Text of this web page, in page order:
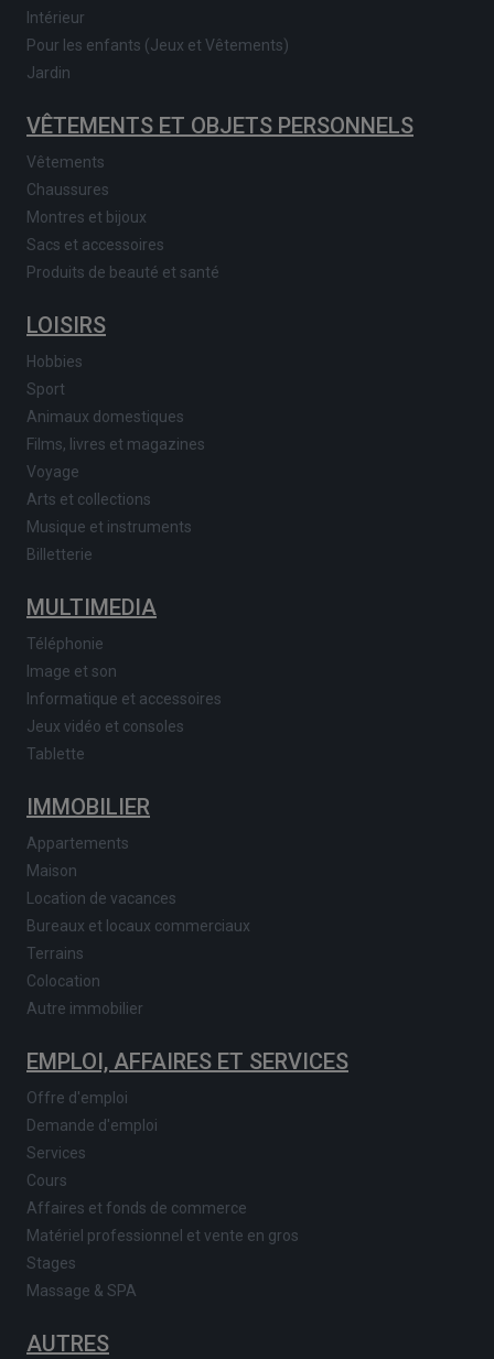
Intérieur
Pour les enfants (Jeux et Vêtements)
Jardin
VÊTEMENTS ET OBJETS PERSONNELS
Vêtements
Chaussures
Montres et bijoux
Sacs et accessoires
Produits de beauté et santé
LOISIRS
Hobbies
Sport
Animaux domestiques
Films, livres et magazines
Voyage
Arts et collections
Musique et instruments
Billetterie
MULTIMEDIA
Téléphonie
Image et son
Informatique et accessoires
Jeux vidéo et consoles
Tablette
IMMOBILIER
Appartements
Maison
Location de vacances
Bureaux et locaux commerciaux
Terrains
Colocation
Autre immobilier
EMPLOI, AFFAIRES ET SERVICES
Offre d'emploi
Demande d'emploi
Services
Cours
Affaires et fonds de commerce
Matériel professionnel et vente en gros
Stages
Massage & SPA
AUTRES